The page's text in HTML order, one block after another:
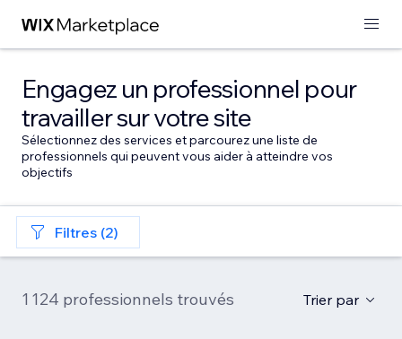
Engagez un professionnel pour
travailler sur votre site
Sélectionnez des services et parcourez une liste de
professionnels qui peuvent vous aider à atteindre vos
objectifs
Filtres (2)
1 124 professionnels trouvés Trier par